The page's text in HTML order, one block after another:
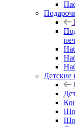
Детские